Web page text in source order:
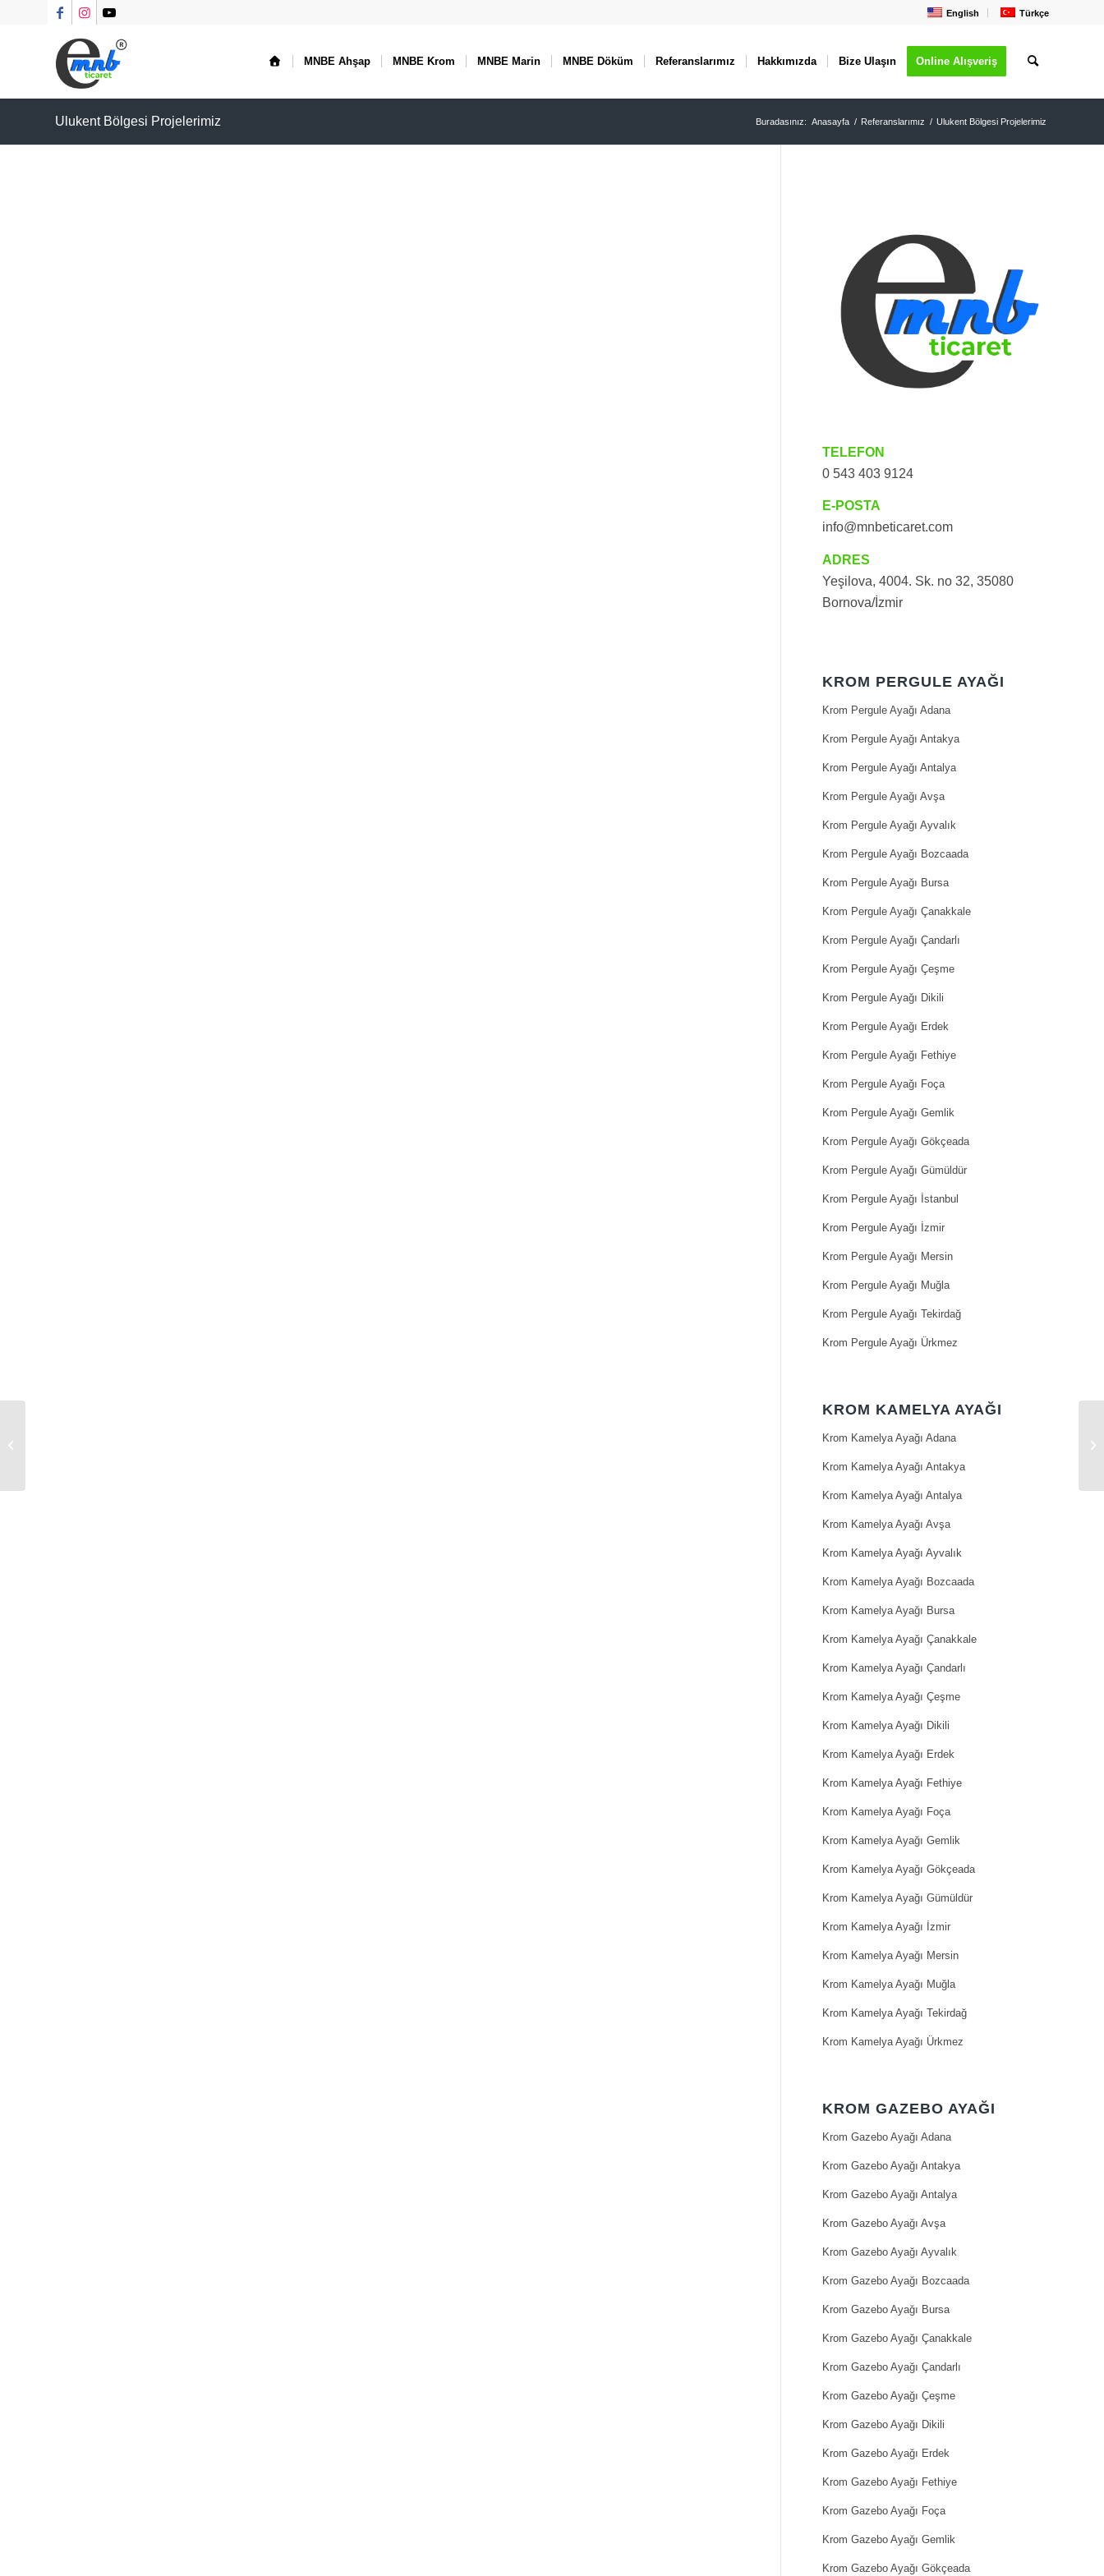
English Türkçe
MNBE Ahşap MNBE Krom MNBE Marin MNBE Döküm Referanslarımız Hakkımızda Bize Ulaşın Online Alışveriş
Ulukent Bölgesi Projelerimiz Buradasınız: Anasayfa / Referanslarımız / Ulukent Bölgesi Projelerimiz
TELEFON
0 543 403 9124
E-POSTA
info@mnbeticaret.com
ADRES
Yeşilova, 4004. Sk. no 32, 35080
Bornova/İzmir
KROM PERGULE AYAĞI
Krom Pergule Ayağı Adana
Krom Pergule Ayağı Antakya
Krom Pergule Ayağı Antalya
Krom Pergule Ayağı Avşa
Krom Pergule Ayağı Ayvalık
Krom Pergule Ayağı Bozcaada
Krom Pergule Ayağı Bursa
Krom Pergule Ayağı Çanakkale
Krom Pergule Ayağı Çandarlı
Krom Pergule Ayağı Çeşme
Krom Pergule Ayağı Dikili
Krom Pergule Ayağı Erdek
Krom Pergule Ayağı Fethiye
Krom Pergule Ayağı Foça
Krom Pergule Ayağı Gemlik
Krom Pergule Ayağı Gökçeada
Krom Pergule Ayağı Gümüldür
Krom Pergule Ayağı İstanbul
Krom Pergule Ayağı İzmir
Krom Pergule Ayağı Mersin
Krom Pergule Ayağı Muğla
Krom Pergule Ayağı Tekirdağ
Krom Pergule Ayağı Ürkmez
KROM KAMELYA AYAĞI
Krom Kamelya Ayağı Adana
Krom Kamelya Ayağı Antakya
Krom Kamelya Ayağı Antalya
Krom Kamelya Ayağı Avşa
Krom Kamelya Ayağı Ayvalık
Krom Kamelya Ayağı Bozcaada
Krom Kamelya Ayağı Bursa
Krom Kamelya Ayağı Çanakkale
Krom Kamelya Ayağı Çandarlı
Krom Kamelya Ayağı Çeşme
Krom Kamelya Ayağı Dikili
Krom Kamelya Ayağı Erdek
Krom Kamelya Ayağı Fethiye
Krom Kamelya Ayağı Foça
Krom Kamelya Ayağı Gemlik
Krom Kamelya Ayağı Gökçeada
Krom Kamelya Ayağı Gümüldür
Krom Kamelya Ayağı İzmir
Krom Kamelya Ayağı Mersin
Krom Kamelya Ayağı Muğla
Krom Kamelya Ayağı Tekirdağ
Krom Kamelya Ayağı Ürkmez
KROM GAZEBO AYAĞI
Krom Gazebo Ayağı Adana
Krom Gazebo Ayağı Antakya
Krom Gazebo Ayağı Antalya
Krom Gazebo Ayağı Avşa
Krom Gazebo Ayağı Ayvalık
Krom Gazebo Ayağı Bozcaada
Krom Gazebo Ayağı Bursa
Krom Gazebo Ayağı Çanakkale
Krom Gazebo Ayağı Çandarlı
Krom Gazebo Ayağı Çeşme
Krom Gazebo Ayağı Dikili
Krom Gazebo Ayağı Erdek
Krom Gazebo Ayağı Fethiye
Krom Gazebo Ayağı Foça
Krom Gazebo Ayağı Gemlik
Krom Gazebo Ayağı Gökçeada